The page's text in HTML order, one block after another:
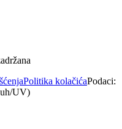
Politika kolačićaPodaci:
UV)